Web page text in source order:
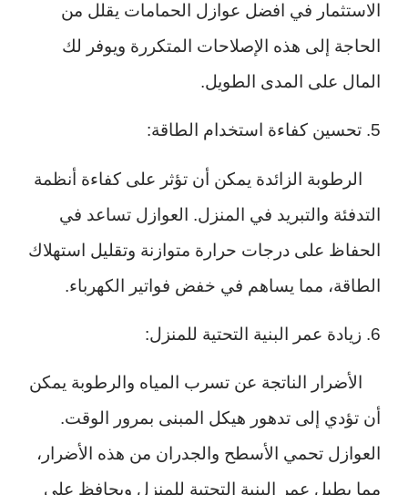
الاستثمار في افضل عوازل الحمامات يقلل من
الحاجة إلى هذه الإصلاحات المتكررة ويوفر لك
المال على المدى الطويل.
5. تحسين كفاءة استخدام الطاقة:
الرطوبة الزائدة يمكن أن تؤثر على كفاءة أنظمة
التدفئة والتبريد في المنزل. العوازل تساعد في
الحفاظ على درجات حرارة متوازنة وتقليل استهلاك
الطاقة، مما يساهم في خفض فواتير الكهرباء.
6. زيادة عمر البنية التحتية للمنزل:
الأضرار الناتجة عن تسرب المياه والرطوبة يمكن
أن تؤدي إلى تدهور هيكل المبنى بمرور الوقت.
العوازل تحمي الأسطح والجدران من هذه الأضرار،
مما يطيل عمر البنية التحتية للمنزل ويحافظ على